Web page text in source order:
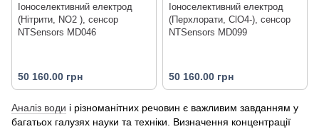
Іоноселективний електрод
(Нітрити, NO2 ), сенсор
NTSensors MD046
50 160.00 грн
Іоноселективний електрод
(Перхлорати, ClO4-), сенсор
NTSensors MD099
50 160.00 грн
Аналіз води і різноманітних речовин є важливим завданням у
багатьох галузях науки та техніки. Визначення концентрації